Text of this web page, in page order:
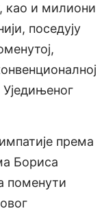
као и милиони
поседују
према
Бориса
поменути